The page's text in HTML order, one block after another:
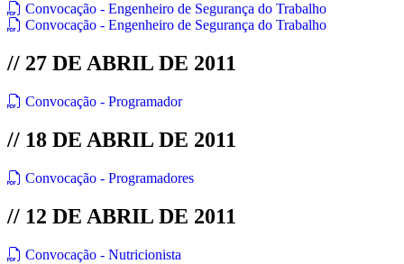
Convocação - Engenheiro de Segurança do Trabalho
Convocação - Engenheiro de Segurança do Trabalho
// 27 DE ABRIL DE 2011
Convocação - Programador
// 18 DE ABRIL DE 2011
Convocação - Programadores
// 12 DE ABRIL DE 2011
Convocação - Nutricionista